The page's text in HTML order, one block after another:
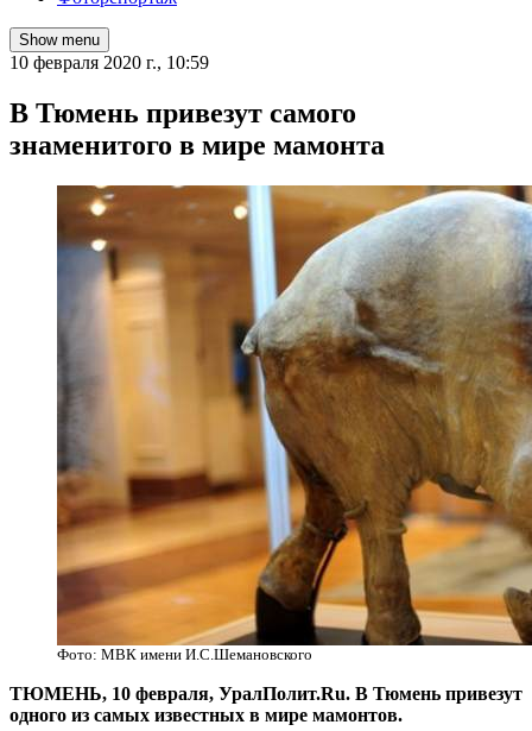
Show menu
10 февраля 2020 г., 10:59
В Тюмень привезут самого
знаменитого в мире мамонта
Фото: МВК имени И.С.Шемановского
​ТЮМЕНЬ, 10 февраля, УралПолит.Ru. В Тюмень привезут
одного из самых известных в мире мамонтов.